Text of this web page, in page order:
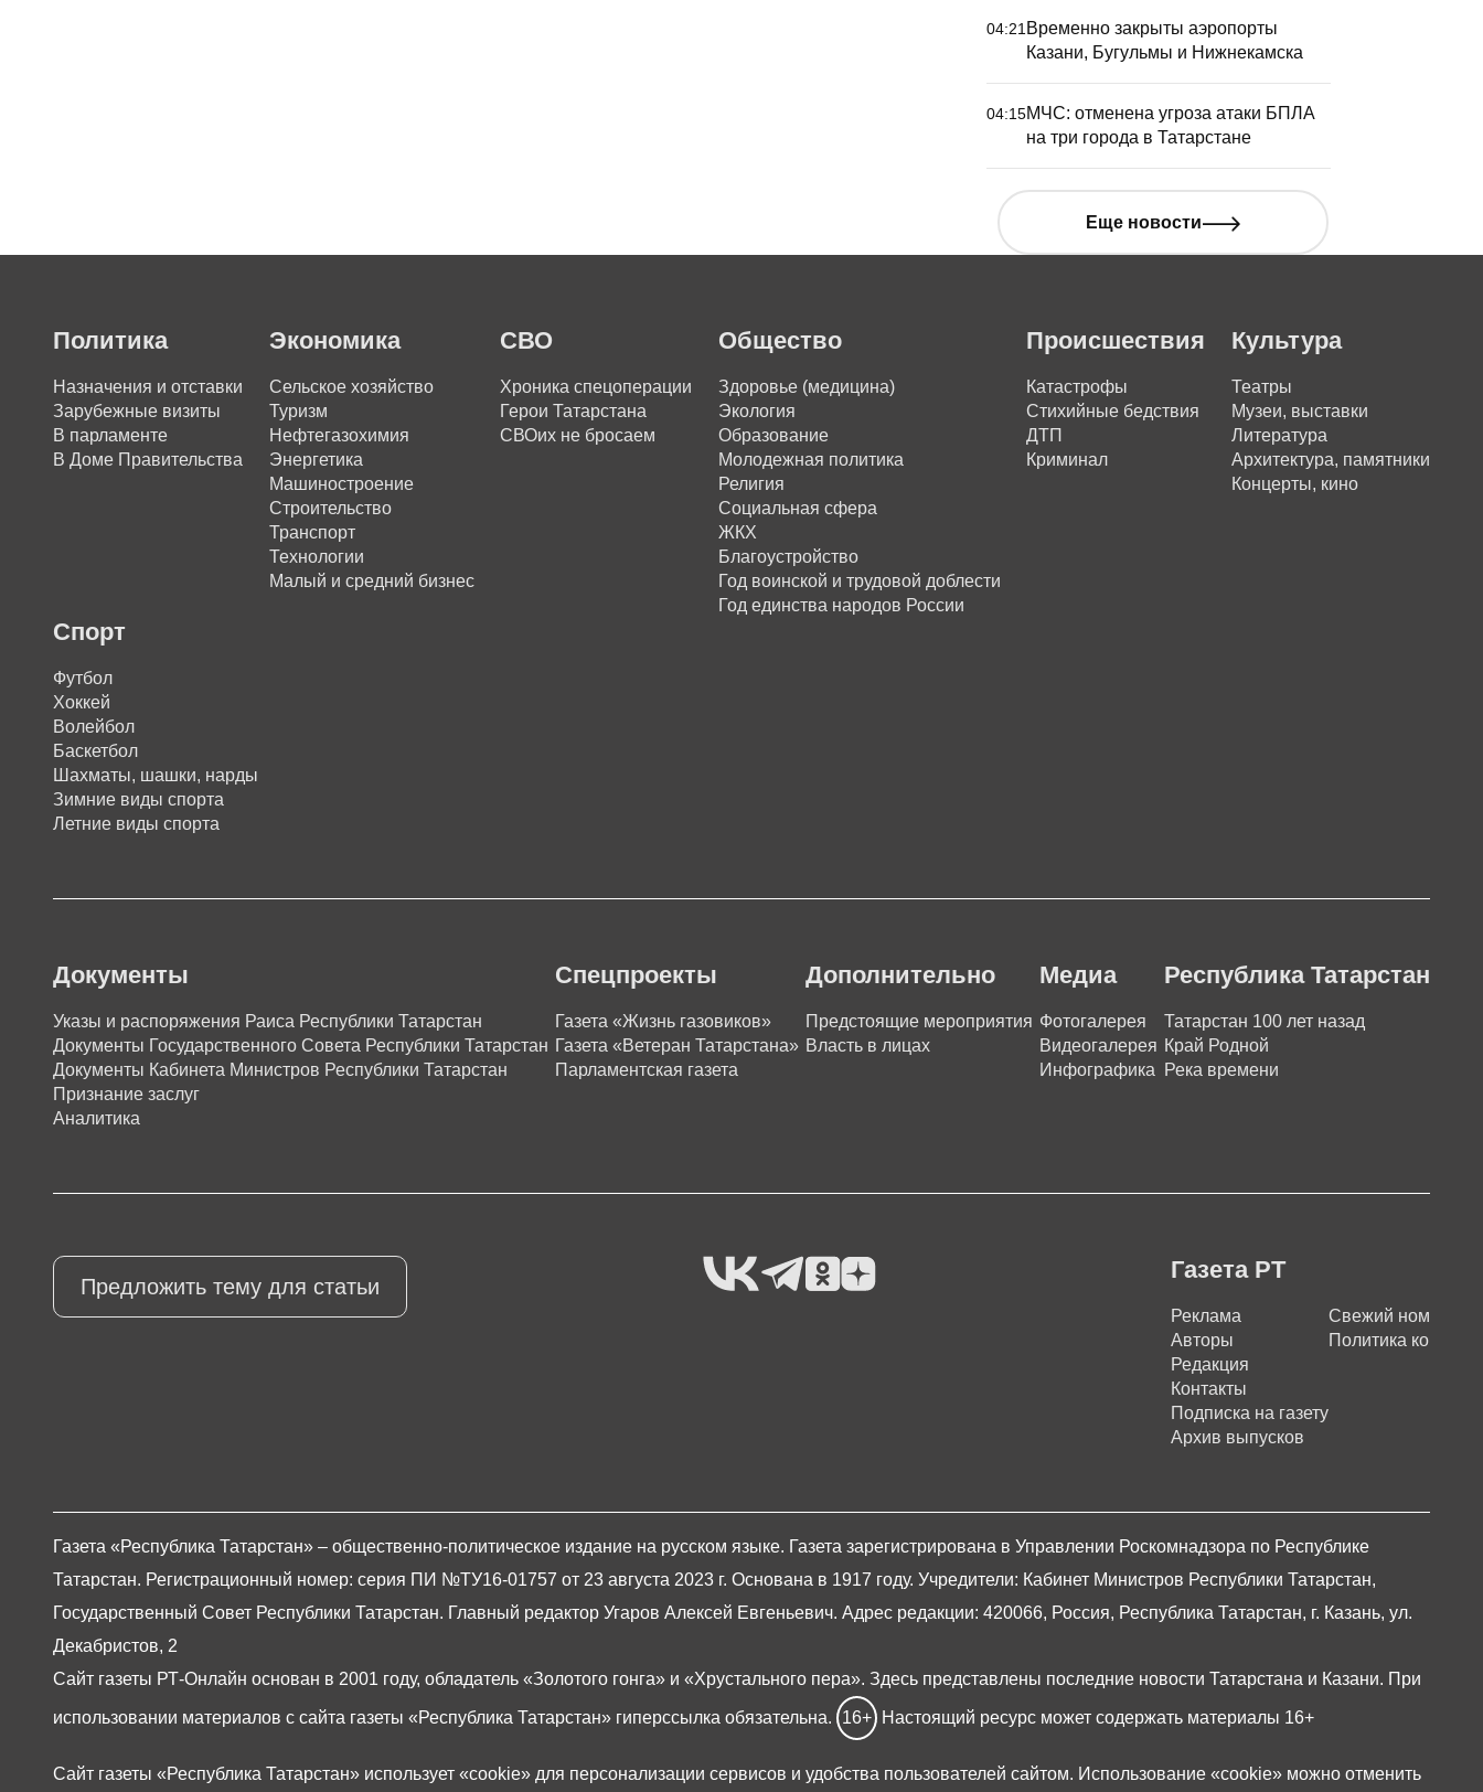
04:21 Временно закрыты аэропорты
Казани, Бугульмы и Нижнекамска
04:15МЧС: отменена угроза атаки БПЛА
на три города в Татарстане
Еще новости
Политика
Назначения и отставки
Зарубежные визиты
В парламенте
В Доме Правительства
Экономика
Сельское хозяйство
Туризм
Нефтегазохимия
Энергетика
Машиностроение
Строительство
Транспорт
Технологии
Малый и средний бизнес
СВО
Хроника спецоперации
Герои Татарстана
СВОих не бросаем
Общество
Здоровье (медицина)
Экология
Образование
Молодежная политика
Религия
Социальная сфера
ЖКХ
Благоустройство
Год воинской и трудовой доблести
Год единства народов России
Происшествия
Катастрофы
Стихийные бедствия
ДТП
Криминал
Культура
Театры
Музеи, выставки
Литература
Архитектура, памятники
Концерты, кино
Спорт
Футбол
Хоккей
Волейбол
Баскетбол
Шахматы, шашки, нарды
Зимние виды спорта
Летние виды спорта
Документы
Указы и распоряжения Раиса Республики Татарстан
Документы Государственного Совета Республики Татарстан
Документы Кабинета Министров Республики Татарстан
Признание заслуг
Аналитика
Спецпроекты
Газета «Жизнь газовиков»
Газета «Ветеран Татарстана»
Парламентская газета
Дополнительно
Предстоящие мероприятия
Власть в лицах
Медиа
Фотогалерея
Видеогалерея
Инфографика
Республика Татарстан
Татарстан 100 лет назад
Край Родной
Река времени
Предложить тему для статьи
Газета РТ
Реклама
Авторы
Редакция
Контакты
Подписка на газету
Архив выпусков
Свежий номер
Политика
Газета «Республика Татарстан» – общественно-политическое издание на русском языке. Газета зарегистрирована в Управлении Роскомнадзора по Республике
Татарстан. Регистрационный номер: серия ПИ №ТУ16-01757 от 23 августа 2023 г. Основана в 1917 году. Учредители: Кабинет Министров Республики Татарстан,
Государственный Совет Республики Татарстан. Главный редактор Угаров Алексей Евгеньевич. Адрес редакции: 420066, Россия, Республика Татарстан, г. Казань, ул.
Декабристов, 2
Сайт газеты РТ-Онлайн основан в 2001 году, обладатель «Золотого гонга» и «Хрустального пера». Здесь представлены последние новости Татарстана и Казани. При
использовании материалов с сайта газеты «Республика Татарстан» гиперссылка обязательна. 16+ Настоящий ресурс может содержать материалы 16+
Сайт газеты «Республика Татарстан» использует «cookie» для персонализации сервисов и удобства пользователей сайтом. Использование «cookie» можно отменить